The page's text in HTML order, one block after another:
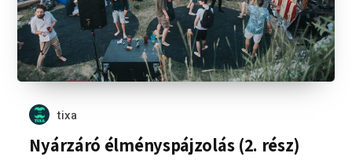
tixa
Nyárzáró élményspájzolás (2. rész)